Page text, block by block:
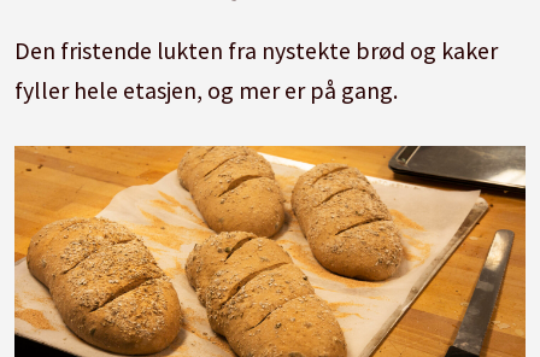
Den fristende lukten fra nystekte brød og kaker
fyller hele etasjen, og mer er på gang.